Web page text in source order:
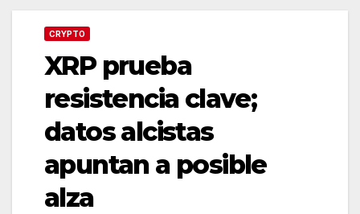
CRYPTO
XRP prueba
resistencia clave;
datos alcistas
apuntan a posible
alza